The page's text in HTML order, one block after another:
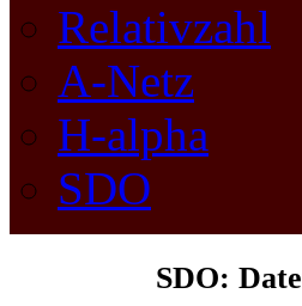
Relativzahl
A-Netz
H-alpha
SDO
SDO: